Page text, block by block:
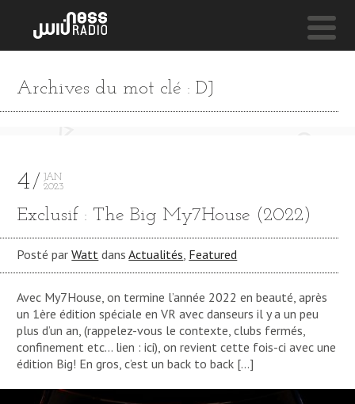
SANTIAGO SANDS (STUDIO MIX) FEAT. RACHEL
NESS LIVE !
Archives du mot clé : DJ
4
JAN
2023
Exclusif : The Big My7House (2022)
Posté parWatt dansActualités, Featured
Avec My7House, on termine l’année 2022 en beauté, après
un 1ère édition spéciale en VR avec danseurs il y a un peu
plus d’un an, (rappelez-vous le contexte, clubs fermés,
confinement etc… lien : ici), on revient cette fois-ci avec une
édition Big! En gros, c’est un back to back […]